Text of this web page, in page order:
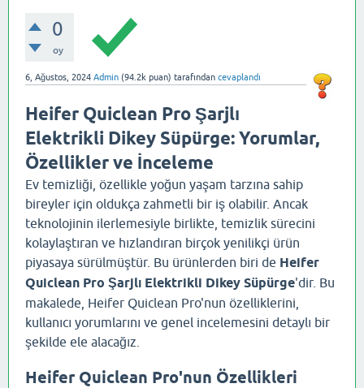
0
oy
6, Ağustos, 2024 Admin (94.2k puan) tarafından cevaplandı
Heifer Quiclean Pro Şarjlı
Elektrikli Dikey Süpürge: Yorumlar,
Özellikler ve İnceleme
Ev temizliği, özellikle yoğun yaşam tarzına sahip
bireyler için oldukça zahmetli bir iş olabilir. Ancak
teknolojinin ilerlemesiyle birlikte, temizlik sürecini
kolaylaştıran ve hızlandıran birçok yenilikçi ürün
piyasaya sürülmüştür. Bu ürünlerden biri de Heifer
Quiclean Pro Şarjlı Elektrikli Dikey Süpürge'dir. Bu
makalede, Heifer Quiclean Pro'nun özelliklerini,
kullanıcı yorumlarını ve genel incelemesini detaylı bir
şekilde ele alacağız.
Heifer Quiclean Pro'nun Özellikleri